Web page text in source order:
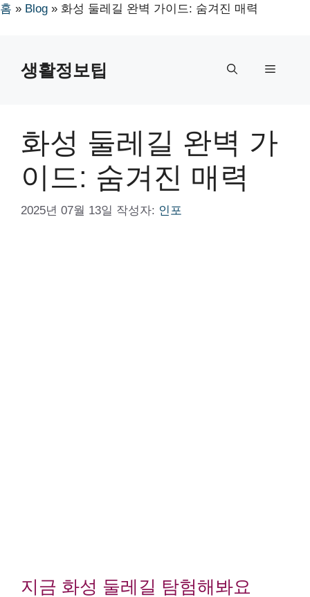
홈 » Blog » 화성 둘레길 완벽 가이드: 숨겨진 매력
생활정보팁 메
화성 둘레길 완벽 가
이드: 숨겨진 매력
2025년 07월 13일 작성자: 인포
지금 화성 둘레길 탐험해봐요